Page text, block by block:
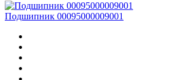
Подшипник 00095000009001